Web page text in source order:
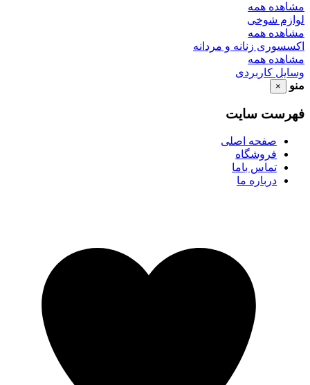
مشاهده همه
لوازم شوخی
مشاهده همه
اکسسوری زنانه و مردانه
مشاهده همه
وسایل کاربردی
منو
×
فهرست سایت
صفحه اصلی
فروشگاه
تماس باما
درباره ما